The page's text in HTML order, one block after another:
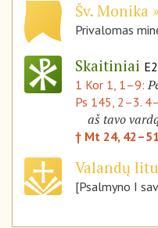
Šv. Monika
Privalomas
Skaitiniai
1 Kor 1, 1–9:
Ps 145, 2–3.
aš tavo
† Mt 24,
Valandų
[Psalmyno I